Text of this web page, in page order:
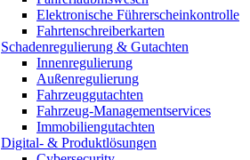
Elektronische Führerscheinkontrolle
Fahrtenschreiberkarten
Schadenregulierung & Gutachten
Innenregulierung
Außenregulierung
Fahrzeuggutachten
Fahrzeug-Managementservices
Immobiliengutachten
Digital- & Produktlösungen